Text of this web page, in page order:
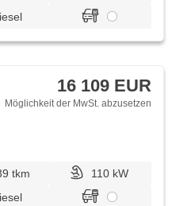
16 109 EUR
Möglichkeit der MwSt. abzusetzen
tkm
110 kW